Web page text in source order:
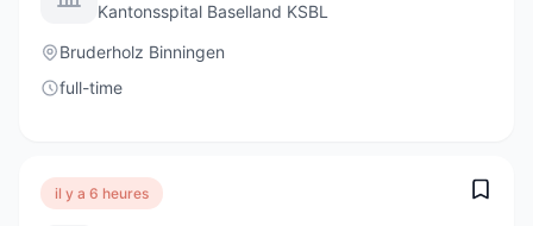
Kantonsspital Baselland KSBL
Bruderholz Binningen
full-time
il y a 6 heures